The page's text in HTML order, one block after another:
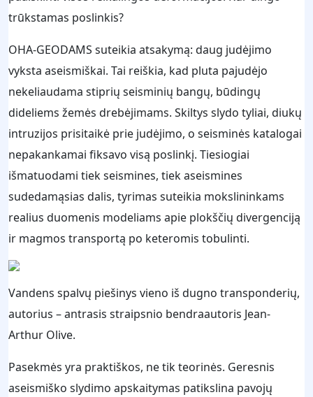
trūkstamas poslinkis?
OHA-GEODAMS suteikia atsakymą: daug judėjimo
vyksta aseismiškai. Tai reiškia, kad pluta pajudėjo
nekeliaudama stiprių seisminių bangų, būdingų
dideliems žemės drebėjimams. Skiltys slydo tyliai, diukų
intruzijos prisitaikė prie judėjimo, o seisminės katalogai
nepakankamai fiksavo visą poslinkį. Tiesiogiai
išmatuodami tiek seismines, tiek aseismines
sudedamąsias dalis, tyrimas suteikia mokslininkams
realius duomenis modeliams apie plokščių divergenciją
ir magmos transportą po keteromis tobulinti.
Vandens spalvų piešinys vieno iš dugno transponderių,
autorius – antrasis straipsnio bendraautoris Jean-
Arthur Olive.
Pasekmės yra praktiškos, ne tik teorinės. Geresnis
aseismiško slydimo apskaitymas patikslina pavojų